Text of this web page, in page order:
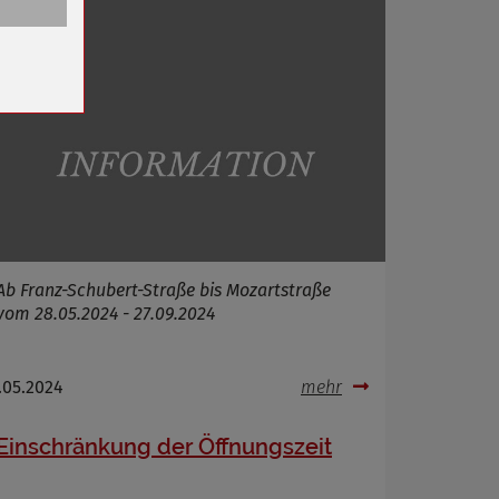
Franz-Schubert-Straße bis Mozartstraße
28.05.2024 - 27.09.2024
mehr
der Öffnungszeit